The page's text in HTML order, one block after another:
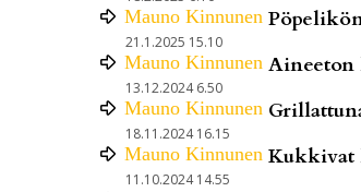
Mauno Kinnunen
21.1.2025 15.10
Mauno Kinnunen Aineeton
13.12.2024 6.50
Mauno Kinnunen
18.11.2024 16.15
Mauno Kinnunen Kukkivat
11.10.2024 14.55